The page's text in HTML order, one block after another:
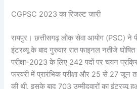
CGPSC 2023 का रिजल्ट जारी
रायपुर। छत्तीसगढ़ लोक सेवा आयोग (PSC) ने
इंटरव्यू के बाद गुरुवार रात फाइनल नतीजे
परीक्षा-2023 के लिए 242 पदों पर चयन
फरवरी में प्रारंभिक परीक्षा और 25 से 27 जून
की थी. इसके बाद 703 उम्मीदवारों का